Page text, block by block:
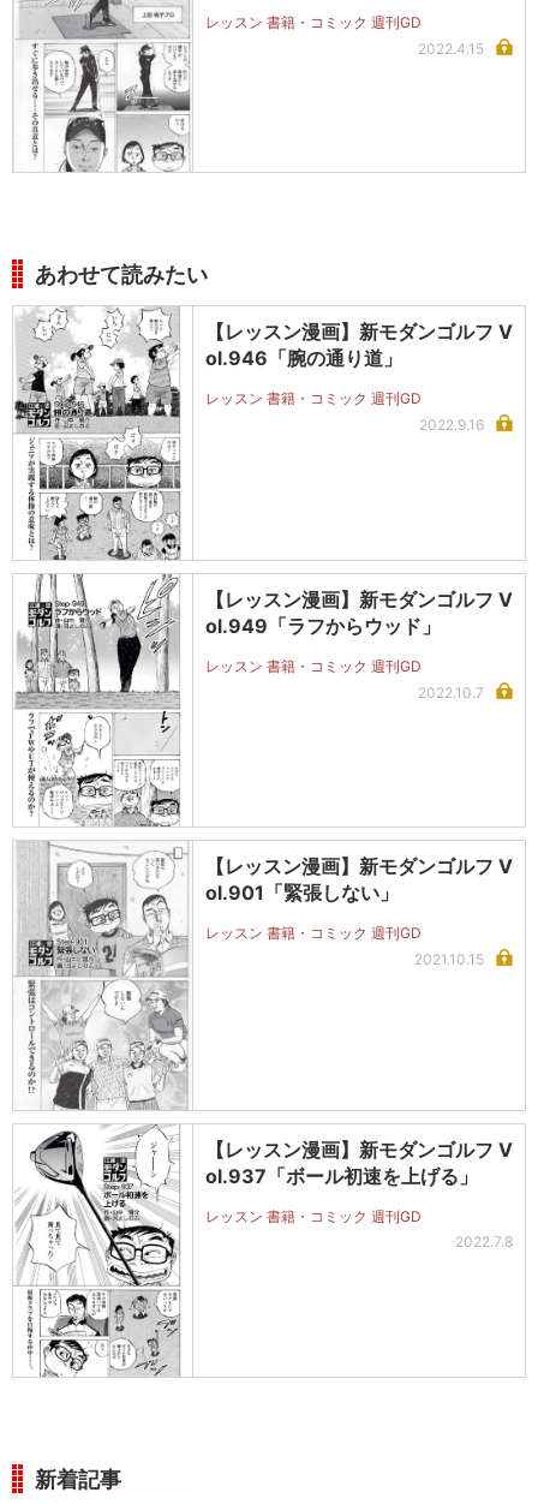
レッスン 書籍・コミック 週刊GD
2022.4.15
あわせて読みたい
【レッスン漫画】新モダンゴルフ V
ol.946「腕の通り道」
レッスン 書籍・コミック 週刊GD
2022.9.16
【レッスン漫画】新モダンゴルフ V
ol.949「ラフからウッド」
レッスン 書籍・コミック 週刊GD
2022.10.7
【レッスン漫画】新モダンゴルフ V
ol.901「緊張しない」
レッスン 書籍・コミック 週刊GD
2021.10.15
【レッスン漫画】新モダンゴルフ V
ol.937「ボール初速を上げる」
レッスン 書籍・コミック 週刊GD
2022.7.8
新着記事